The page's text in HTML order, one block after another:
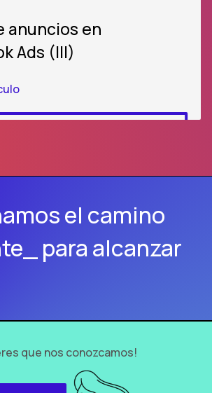
anuncios en
Ads (III)
el camino
para alcanzar
que nos conozcamos!